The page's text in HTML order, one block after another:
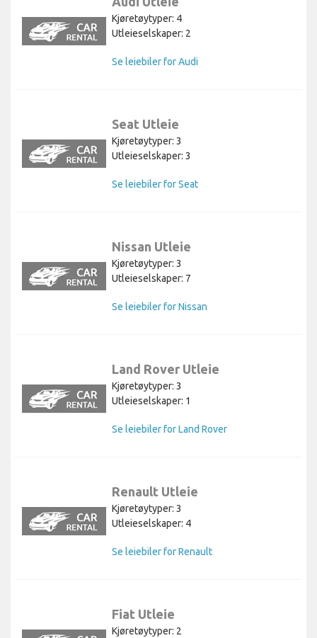
Kjøretøytyper: 4
Utleieselskaper: 2
Se leiebiler for Audi
Seat Utleie
Kjøretøytyper: 3
Utleieselskaper: 3
Se leiebiler for Seat
Nissan Utleie
Kjøretøytyper: 3
Utleieselskaper: 7
Se leiebiler for Nissan
Land Rover Utleie
Kjøretøytyper: 3
Utleieselskaper: 1
Se leiebiler for Land Rover
Renault Utleie
Kjøretøytyper: 3
Utleieselskaper: 4
Se leiebiler for Renault
Fiat Utleie
Kjøretøytyper: 2